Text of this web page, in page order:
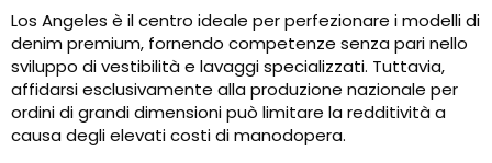
Los Angeles è il centro ideale per perfezionare i modelli di
denim premium, fornendo competenze senza pari nello
sviluppo di vestibilità e lavaggi specializzati. Tuttavia,
affidarsi esclusivamente alla produzione nazionale per
ordini di grandi dimensioni può limitare la redditività a
causa degli elevati costi di manodopera.